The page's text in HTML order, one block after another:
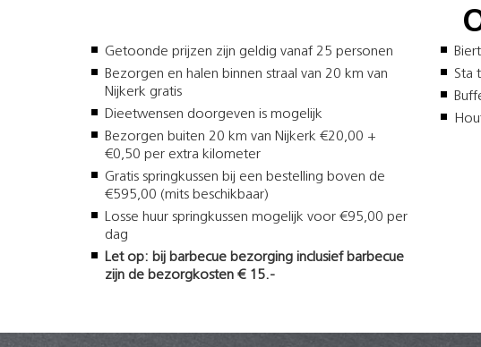
Getoonde prijzen zijn geldig vanaf 25 personen
Bezorgen en halen binnen straal van 20 km van
Nijkerk gratis
Dieetwensen doorgeven is mogelijk
Bezorgen buiten 20 km van Nijkerk €20,00 +
€0,50 per extra kilometer
Gratis springkussen bij een bestelling boven de
€595,00 (mits beschikbaar)
Losse huur springkussen mogelijk voor €95,00 per
dag
Let op: bij barbecue bezorging inclusief barbecue
zijn de bezorgkosten € 15.-
Sta